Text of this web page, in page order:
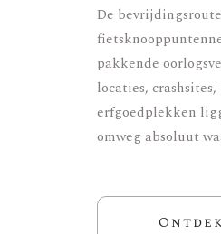
De
pakkende
locaties,
erfgoedplekken
omweg absoluut